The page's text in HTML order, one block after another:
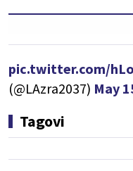
pic.twitter.com/
(@LAzra2037) May
Tagovi